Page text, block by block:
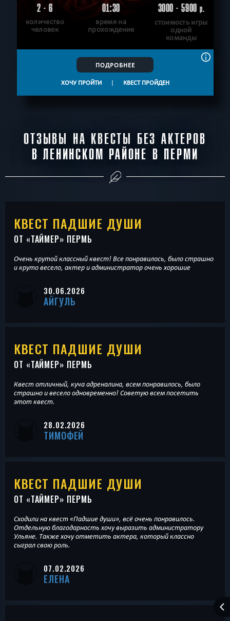
2 - 6
количество
человек
01:30
время на
прохождение
3000 - 5900р.
стоимость игры
одной
команды
ПОДРОБНЕЕ
ХОЧУ ПРОЙТИ | КВЕСТ ПРОЙДЕН
ОТЗЫВЫ НА КВЕСТЫ БЕЗ АКТЕРОВ
В ЛЕНИНСКОМ РАЙОНЕ В ПЕРМИ
КВЕСТ ПАДШИЕ ДУШИ
ОТ «ТАЙМЕР» ПЕРМЬ
Очень крутой классный квест! Все понравилось, было страшно
и круто весело, актер и администратор очень хорошие
30.06.2026
АЙГУЛЬ
КВЕСТ ПАДШИЕ ДУШИ
ОТ «ТАЙМЕР» ПЕРМЬ
Квест отличный, куча адреналина, всем понравилось, было
страшно и весело одновременно! Советую всем посетить
этот квест.
28.02.2026
ТИМОФЕЙ
КВЕСТ ПАДШИЕ ДУШИ
ОТ «ТАЙМЕР» ПЕРМЬ
Сходили на квест «Падшие души», всё очень понравилось.
Отдельную благодарность хочу выразить администратору
Ульяне. Также хочу отметить актера, который классно
сыграл свою роль.
07.02.2026
ЕЛЕНА